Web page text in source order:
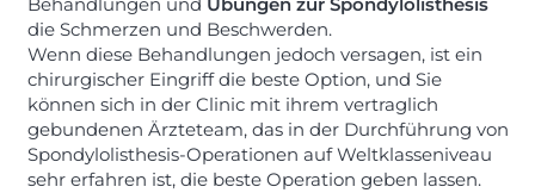
die Schmerzen und Beschwerden.
Wenn diese Behandlungen jedoch versagen, ist ein
chirurgischer Eingriff die beste Option, und Sie
können sich in der Clinic mit ihrem vertraglich
gebundenen Ärzteteam, das in der Durchführung von
Spondylolisthesis-Operationen auf Weltklasseniveau
sehr erfahren ist, die beste Operation geben lassen.